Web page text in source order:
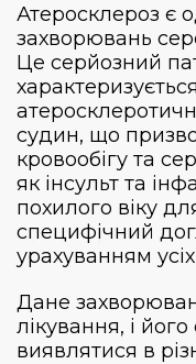
Атеросклероз є
захворювань
Це серйозний
судин, що
кровообігу та
як інсульт та
похилого віку
специфічний
урахуванням
Дане
лікування, і
виявлятися в